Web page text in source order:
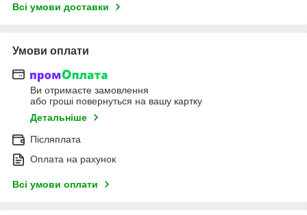
Всі умови доставки
Умови оплати
Ви отримаєте замовлення
або гроші повернуться на вашу картку
Детальніше
Післяплата
Оплата на рахунок
Всі умови оплати